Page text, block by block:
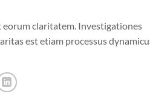
claritatem. Investigationes
est etiam processus